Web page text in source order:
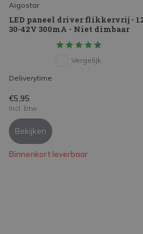
Aigostar
LED paneel driver flikkervrij -
30-42V 300mA - Niet dimbaar
Vergelijk
Deliverytime
€5,95
Incl. btw
Bekijken
Binnenkort leverbaar